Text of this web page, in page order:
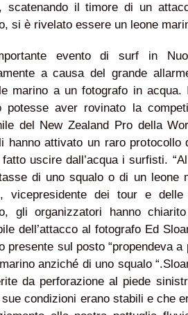
scatenando il timore di un
si è rivelato essere un leone
evento di surf in
a causa del grande
marino a un fotografo in
potesse aver rovinato la
del New Zealand Pro della
hanno attivato un raro protocollo
fatto uscire dall’acqua i surfisti.
di uno squalo o di un leone
vicepresidente dei tour e
gli organizzatori hanno
dell’attacco al fotografo Ed
presente sul posto “propendeva
anziché di uno squalo
da perforazione al piede
condizioni erano stabili e che